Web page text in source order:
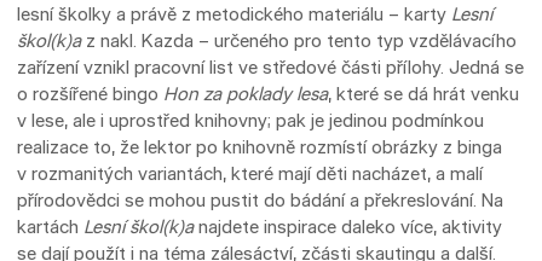
lesní školky a právě z metodického materiálu – karty Lesní
škol(k)az nakl. Kazda – určeného pro tento typ vzdělávacího
zařízení vznikl pracovní list ve středové části přílohy. Jedná se
o rozšířené bingo Hon za poklady lesa, které se dá hrát venku
v lese, ale i uprostřed knihovny; pak je jedinou podmínkou
realizace to, že lektor po knihovně rozmístí obrázky z binga
v rozmanitých variantách, které mají děti nacházet, a malí
přírodovědci se mohou pustit do bádání a překreslování. Na
kartách Lesní škol(k)anajdete inspirace daleko více, aktivity
se dají použít i na téma zálesáctví, zčásti skautingu a další.